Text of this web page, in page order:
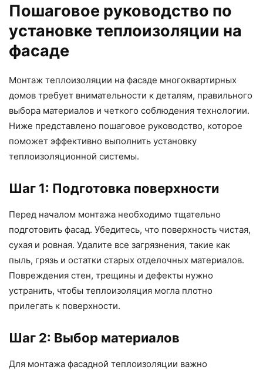
Пошаговое руководство по
установке теплоизоляции на
фасаде
Монтаж теплоизоляции на фасаде многоквартирных
домов требует внимательности к деталям, правильного
выбора материалов и четкого соблюдения технологии.
Ниже представлено пошаговое руководство, которое
поможет эффективно выполнить установку
теплоизоляционной системы.
Шаг 1: Подготовка поверхности
Перед началом монтажа необходимо тщательно
подготовить фасад. Убедитесь, что поверхность чистая,
сухая и ровная. Удалите все загрязнения, такие как
пыль, грязь и остатки старых отделочных материалов.
Повреждения стен, трещины и дефекты нужно
устранить, чтобы теплоизоляция могла плотно
прилегать к поверхности.
Шаг 2: Выбор материалов
Для монтажа фасадной теплоизоляции важно